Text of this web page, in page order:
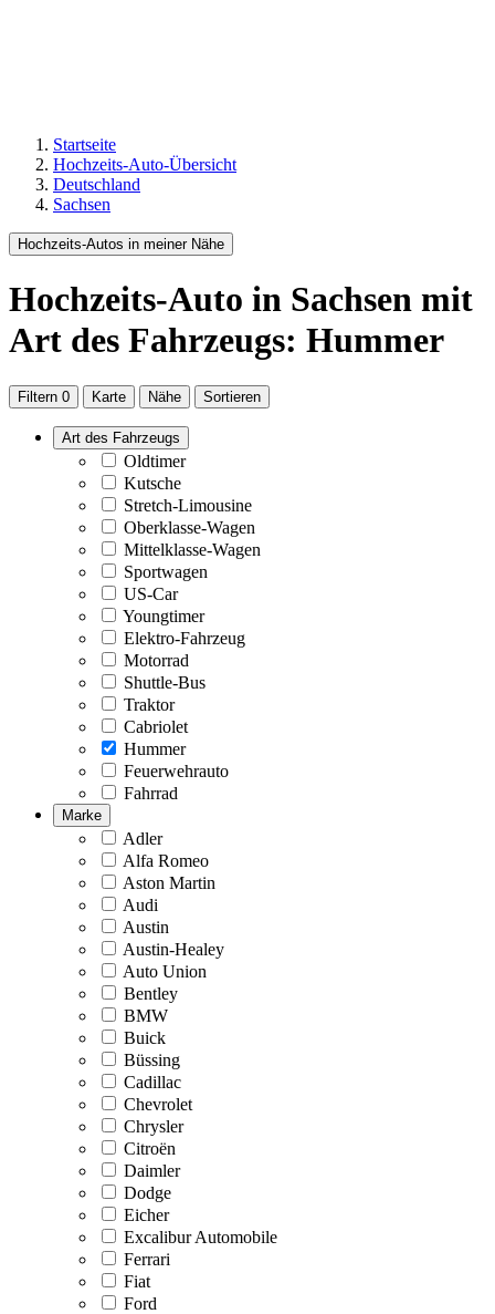
Startseite
Hochzeits-Auto-Übersicht
Deutschland
Sachsen
Hochzeits-Autos in meiner Nähe
Hochzeits-Auto in Sachsen mit
Art des Fahrzeugs: Hummer
Filtern 0 Karte Nähe Sortieren
Art des Fahrzeugs
Oldtimer
Kutsche
Stretch-Limousine
Oberklasse-Wagen
Mittelklasse-Wagen
Sportwagen
US-Car
Youngtimer
Elektro-Fahrzeug
Motorrad
Shuttle-Bus
Traktor
Cabriolet
Hummer
Feuerwehrauto
Fahrrad
Marke
Adler
Alfa Romeo
Aston Martin
Audi
Austin
Austin-Healey
Auto Union
Bentley
BMW
Buick
Büssing
Cadillac
Chevrolet
Chrysler
Citroën
Daimler
Dodge
Eicher
Excalibur Automobile
Ferrari
Fiat
Ford